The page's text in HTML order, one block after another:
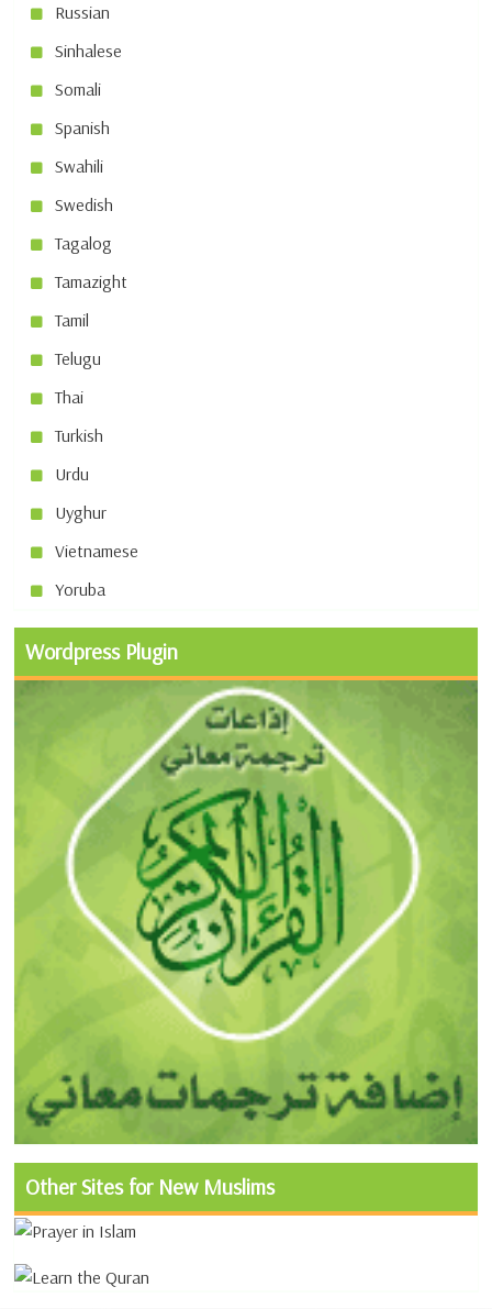
Russian
Sinhalese
Somali
Spanish
Swahili
Swedish
Tagalog
Tamazight
Tamil
Telugu
Thai
Turkish
Urdu
Uyghur
Vietnamese
Yoruba
Wordpress Plugin
Other Sites for New Muslims